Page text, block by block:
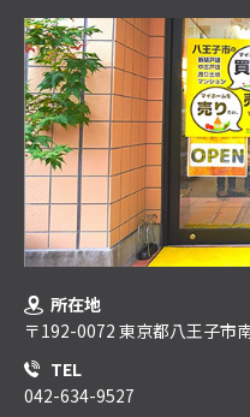
所在地
〒192-0072 東京都八王子市
TEL
042-634-9527